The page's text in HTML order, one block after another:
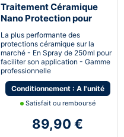
Traitement Céramique
Nano Protection pour
voiture
La plus performante des
protections céramique sur la
marché - En Spray de 250ml pour
faciliter son application - Gamme
professionnelle
Conditionnement : A l'unité
Satisfait ou remboursé
89,90 €